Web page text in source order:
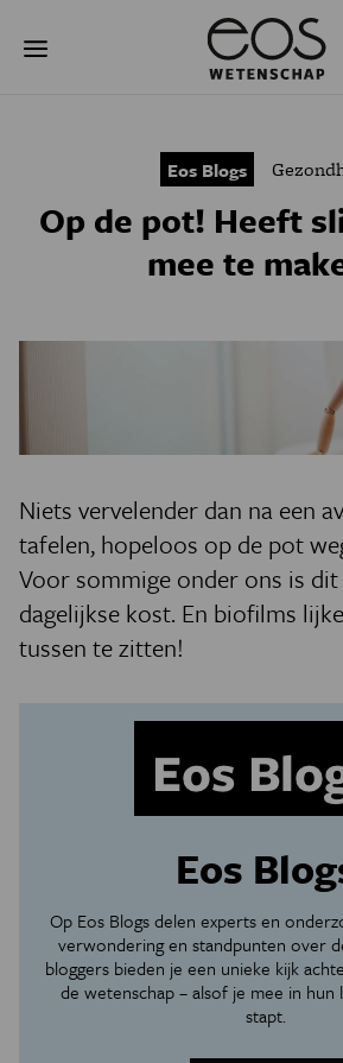
naar
GEZONDHEID
NATUURWETENSCHAPPEN
Eos Blogs
Op de pot! Heeft
mee te
Niets vervelender dan na een
tafelen, hopeloos op de pot
Voor sommige onder ons is
dagelijkse kost. En biofilms
tussen te zitten!
Eos
Op Eos Blogs delen experts en
verwondering en standpunten over
bloggers bieden je een unieke kijk
de wetenschap – alsof je mee in
stapt.